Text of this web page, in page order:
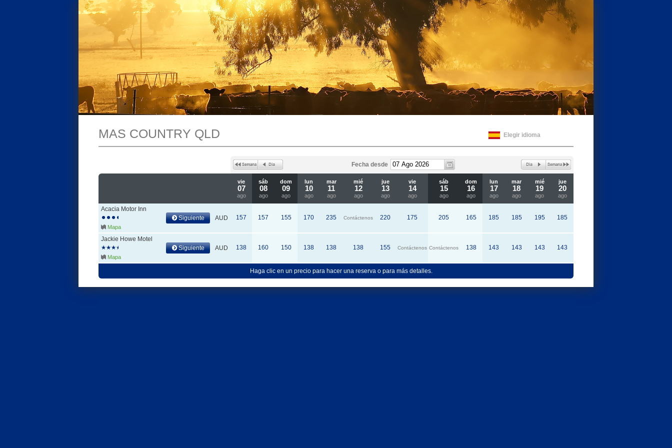
Elegir idioma
MAS COUNTRY QLD
Fecha desde
vie
07
ago
sáb
08
ago
dom
09
ago
lun
10
ago
mar
11
ago
mié
12
ago
jue
13
ago
vie
14
ago
sáb
15
ago
dom
16
ago
lun
17
ago
mar
18
ago
mié
19
ago
jue
20
ago
Acacia Motor Inn
Mapa
Siguiente AUD 157 157 155 170 235 Contáctenos 220 175 205 165 185 185 195 185
Jackie Howe Motel
Mapa
Siguiente AUD 138 160 150 138 138 138 155 Contáctenos Contáctenos 138 143 143 143 143
Haga clic en un precio para hacer una reserva o para más detalles.